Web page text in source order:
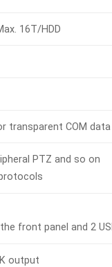
16T/HDD
transparent COM data
PTZ and so on
front panel and 2
output